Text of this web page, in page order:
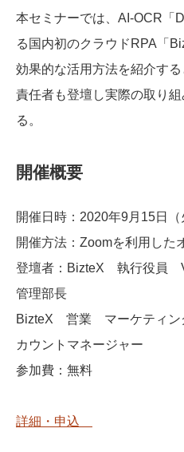
本セミナーでは、AI-OCR「
る国内初のクラウドRPA「
効果的な活用方法を紹介す
責任者も登壇し実際の取り
る。
開催概要
開催日時：2020年9月15日
開催方法：Zoomを利用した
登壇者：BizteX 執行役員
管理部長
BizteX 営業 マーケティン
カウントマネージャー
参加費：無料
詳細・申込